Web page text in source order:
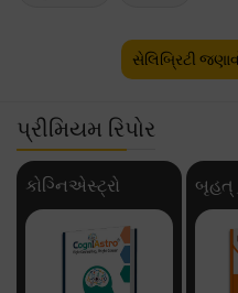
સેલિબ્રિટી
પ્રીમિયમ રિપોર
કોગ્નિએસ્ટ્રો બૃહત્